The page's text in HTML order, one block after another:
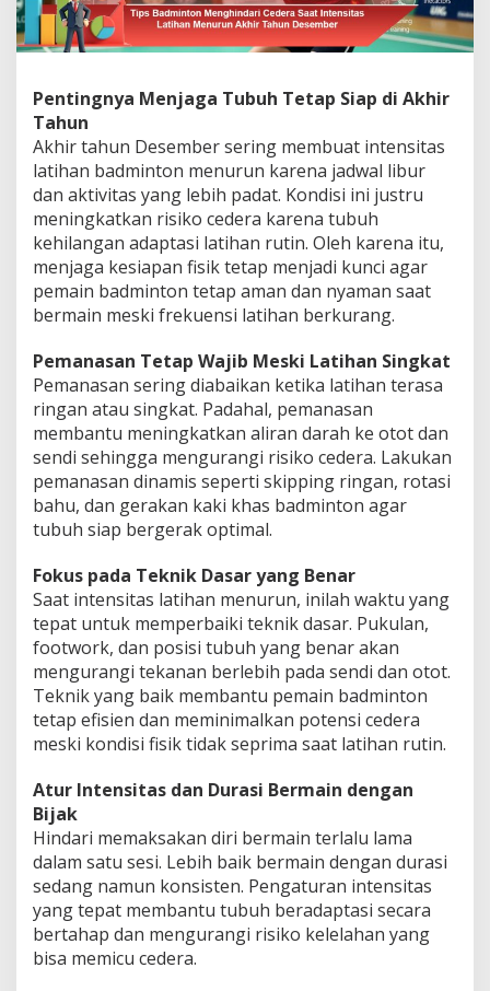
Pentingnya Menjaga Tubuh Tetap Siap di Akhir
Tahun
Akhir tahun Desember sering membuat intensitas
latihan badminton menurun karena jadwal libur
dan aktivitas yang lebih padat. Kondisi ini justru
meningkatkan risiko cedera karena tubuh
kehilangan adaptasi latihan rutin. Oleh karena itu,
menjaga kesiapan fisik tetap menjadi kunci agar
pemain badminton tetap aman dan nyaman saat
bermain meski frekuensi latihan berkurang.
Pemanasan Tetap Wajib Meski Latihan Singkat
Pemanasan sering diabaikan ketika latihan terasa
ringan atau singkat. Padahal, pemanasan
membantu meningkatkan aliran darah ke otot dan
sendi sehingga mengurangi risiko cedera. Lakukan
pemanasan dinamis seperti skipping ringan, rotasi
bahu, dan gerakan kaki khas badminton agar
tubuh siap bergerak optimal.
Fokus pada Teknik Dasar yang Benar
Saat intensitas latihan menurun, inilah waktu yang
tepat untuk memperbaiki teknik dasar. Pukulan,
footwork, dan posisi tubuh yang benar akan
mengurangi tekanan berlebih pada sendi dan otot.
Teknik yang baik membantu pemain badminton
tetap efisien dan meminimalkan potensi cedera
meski kondisi fisik tidak seprima saat latihan rutin.
Atur Intensitas dan Durasi Bermain dengan
Bijak
Hindari memaksakan diri bermain terlalu lama
dalam satu sesi. Lebih baik bermain dengan durasi
sedang namun konsisten. Pengaturan intensitas
yang tepat membantu tubuh beradaptasi secara
bertahap dan mengurangi risiko kelelahan yang
bisa memicu cedera.